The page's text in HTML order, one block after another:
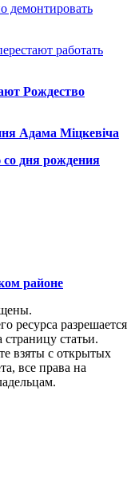
демонтировать
работать
Рождество
Адама Міцкевіча
со дня рождения
районе
ресурса разрешается
статьи.
взяты с открытых
все права на